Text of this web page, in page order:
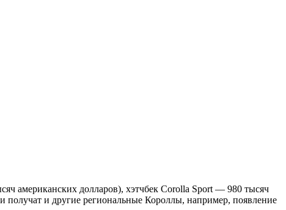
американских долларов), хэтчбек Corolla Sport — 980 тысяч
и другие региональные Короллы, например, появление